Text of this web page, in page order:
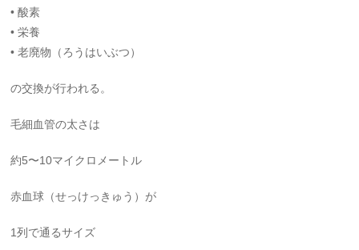
• 酸素
• 栄養
• 老廃物（ろうはいぶつ）
の交換が行われる。
毛細血管の太さは
約5〜10マイクロメートル
赤血球（せっけっきゅう）が
1列で通るサイズ